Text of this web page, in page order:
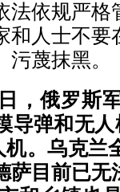
法依规严格
和人士不
蔑抹黑。
，俄罗斯
导弹和无
。乌克兰
萨目前已